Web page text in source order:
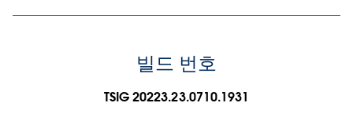
빌드 번호
TSIG 20223.23.0710.1931